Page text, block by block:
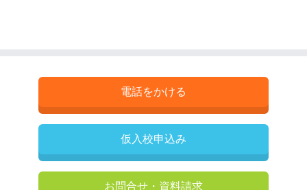
電話をかける
仮入校申込み
お問合せ・資料請求